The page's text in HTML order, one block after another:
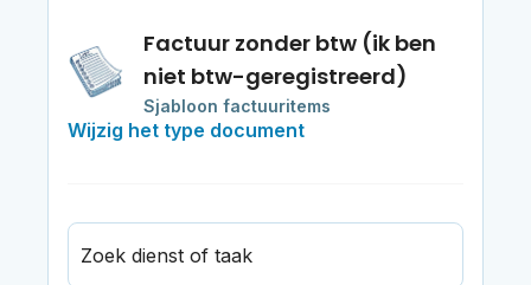
Factuur zonder btw (ik ben
niet btw-geregistreerd)
Sjabloon factuuritems
Wijzig het type document
Zoek dienst of taak